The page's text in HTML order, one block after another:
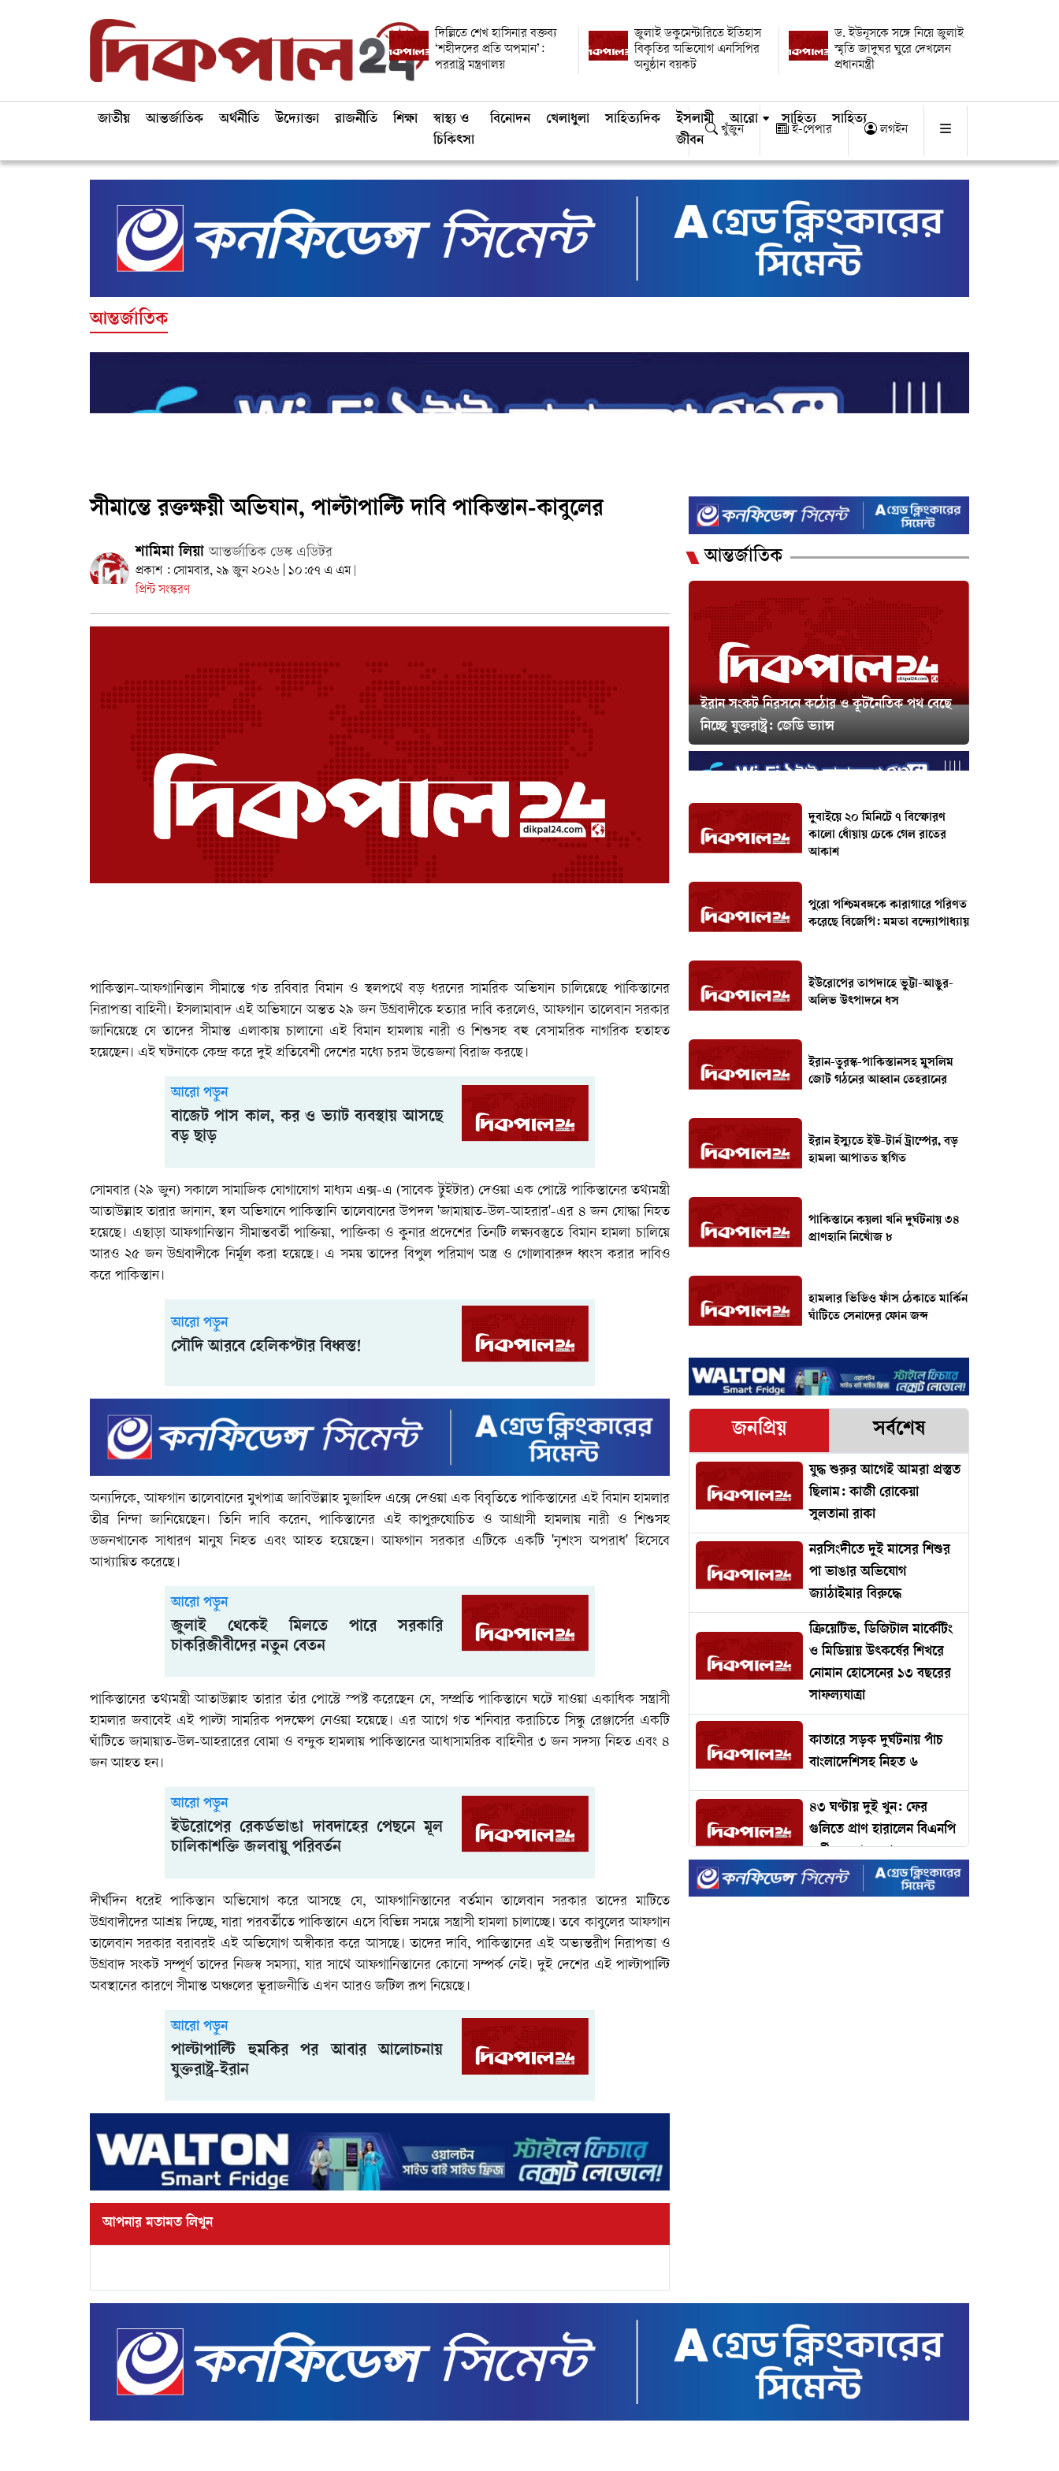
দিল্লিতে শেখ হাসিনার বক্তব্য
‘শহীদদের প্রতি অপমান’:
পররাষ্ট্র মন্ত্রণালয়
জুলাই ডকুমেন্টারিতে ইতিহাস
বিকৃতির অভিযোগ এনসিপির
অনুষ্ঠান বয়কট
ড. ইউনূসকে সঙ্গে নিয়ে জুলাই
স্মৃতি জাদুঘর ঘুরে দেখলেন
প্রধানমন্ত্রী
জাতীয় আন্তর্জাতিক অর্থনীতি উদ্যোক্তা রাজনীতি শিক্ষা
স্বাস্থ্য ও
চিকিৎসা
বিনোদন খেলাধুলা সাহিত্যদিক
ইসলামী
জীবন
আরো সাহিত্য সাহিত্য
খুঁজুন ই-পেপার লগইন
আন্তর্জাতিক
সীমান্তে রক্তক্ষয়ী অভিযান, পাল্টাপাল্টি দাবি পাকিস্তান-কাবুলের
শামিমা লিয়াআন্তর্জাতিক ডেস্ক এডিটর
প্রকাশ : সোমবার, ২৯ জুন ২০২৬ | ১০:৫৭ এ এম
প্রিন্ট সংস্করণ
পাকিস্তান-আফগানিস্তান সীমান্তে গত রবিবার বিমান ও স্থলপথে বড় ধরনের সামরিক অভিযান চালিয়েছে পাকিস্তানের
নিরাপত্তা বাহিনী। ইসলামাবাদ এই অভিযানে অন্তত ২৯ জন উগ্রবাদীকে হত্যার দাবি করলেও, আফগান তালেবান সরকার
জানিয়েছে যে তাদের সীমান্ত এলাকায় চালানো এই বিমান হামলায় নারী ও শিশুসহ বহু বেসামরিক নাগরিক হতাহত
হয়েছেন। এই ঘটনাকে কেন্দ্র করে দুই প্রতিবেশী দেশের মধ্যে চরম উত্তেজনা বিরাজ করছে।
আরো পড়ুন
বাজেট পাস কাল, কর ও ভ্যাট ব্যবস্থায় আসছে
বড় ছাড়
সোমবার (২৯ জুন) সকালে সামাজিক যোগাযোগ মাধ্যম এক্স-এ (সাবেক টুইটার) দেওয়া এক পোস্টে পাকিস্তানের তথ্যমন্ত্রী
আতাউল্লাহ তারার জানান, স্থল অভিযানে পাকিস্তানি তালেবানের উপদল 'জামায়াত-উল-আহরার'-এর ৪ জন যোদ্ধা নিহত
হয়েছে। এছাড়া আফগানিস্তান সীমান্তবর্তী পাক্তিয়া, পাক্তিকা ও কুনার প্রদেশের তিনটি লক্ষ্যবস্তুতে বিমান হামলা চালিয়ে
আরও ২৫ জন উগ্রবাদীকে নির্মূল করা হয়েছে। এ সময় তাদের বিপুল পরিমাণ অস্ত্র ও গোলাবারুদ ধ্বংস করার দাবিও
করে পাকিস্তান।
আরো পড়ুন
সৌদি আরবে হেলিকপ্টার বিধ্বস্ত!
অন্যদিকে, আফগান তালেবানের মুখপাত্র জাবিউল্লাহ মুজাহিদ এক্সে দেওয়া এক বিবৃতিতে পাকিস্তানের এই বিমান হামলার
তীব্র নিন্দা জানিয়েছেন। তিনি দাবি করেন, পাকিস্তানের এই কাপুরুষোচিত ও আগ্রাসী হামলায় নারী ও শিশুসহ
ডজনখানেক সাধারণ মানুষ নিহত এবং আহত হয়েছেন। আফগান সরকার এটিকে একটি 'নৃশংস অপরাধ' হিসেবে
আখ্যায়িত করেছে।
আরো পড়ুন
জুলাই থেকেই মিলতে পারে সরকারি
চাকরিজীবীদের নতুন বেতন
পাকিস্তানের তথ্যমন্ত্রী আতাউল্লাহ তারার তাঁর পোস্টে স্পষ্ট করেছেন যে, সম্প্রতি পাকিস্তানে ঘটে যাওয়া একাধিক সন্ত্রাসী
হামলার জবাবেই এই পাল্টা সামরিক পদক্ষেপ নেওয়া হয়েছে। এর আগে গত শনিবার করাচিতে সিন্ধু রেঞ্জার্সের একটি
ঘাঁটিতে জামায়াত-উল-আহরারের বোমা ও বন্দুক হামলায় পাকিস্তানের আধাসামরিক বাহিনীর ৩ জন সদস্য নিহত এবং ৪
জন আহত হন।
আরো পড়ুন
ইউরোপের রেকর্ডভাঙা দাবদাহের পেছনে মূল
চালিকাশক্তি জলবায়ু পরিবর্তন
দীর্ঘদিন ধরেই পাকিস্তান অভিযোগ করে আসছে যে, আফগানিস্তানের বর্তমান তালেবান সরকার তাদের মাটিতে
উগ্রবাদীদের আশ্রয় দিচ্ছে, যারা পরবর্তীতে পাকিস্তানে এসে বিভিন্ন সময়ে সন্ত্রাসী হামলা চালাচ্ছে। তবে কাবুলের আফগান
তালেবান সরকার বরাবরই এই অভিযোগ অস্বীকার করে আসছে। তাদের দাবি, পাকিস্তানের এই অভ্যন্তরীণ নিরাপত্তা ও
উগ্রবাদ সংকট সম্পূর্ণ তাদের নিজস্ব সমস্যা, যার সাথে আফগানিস্তানের কোনো সম্পর্ক নেই। দুই দেশের এই পাল্টাপাল্টি
অবস্থানের কারণে সীমান্ত অঞ্চলের ভূরাজনীতি এখন আরও জটিল রূপ নিয়েছে।
আরো পড়ুন
পাল্টাপাল্টি হুমকির পর আবার আলোচনায়
যুক্তরাষ্ট্র-ইরান
আপনার মতামত লিখুন
আন্তর্জাতিক
ইরান সংকট নিরসনে কঠোর ও কূটনৈতিক পথ বেছে
নিচ্ছে যুক্তরাষ্ট্র: জেডি ভ্যান্স
দুবাইয়ে ২০ মিনিটে ৭ বিস্ফোরণ
কালো ধোঁয়ায় ঢেকে গেল রাতের
আকাশ
পুরো পশ্চিমবঙ্গকে কারাগারে পরিণত
করেছে বিজেপি: মমতা বন্দ্যোপাধ্যায়
ইউরোপের তাপদাহে ভুট্টা-আঙুর-
অলিভ উৎপাদনে ধস
ইরান-তুরস্ক-পাকিস্তানসহ মুসলিম
জোট গঠনের আহ্বান তেহরানের
ইরান ইস্যুতে ইউ-টার্ন ট্রাম্পের, বড়
হামলা আপাতত স্থগিত
পাকিস্তানে কয়লা খনি দুর্ঘটনায় ৩৪
প্রাণহানি নিখোঁজ ৮
হামলার ভিডিও ফাঁস ঠেকাতে মার্কিন
ঘাঁটিতে সেনাদের ফোন জব্দ
জনপ্রিয় সর্বশেষ
যুদ্ধ শুরুর আগেই আমরা প্রস্তুত
ছিলাম: কাজী রোকেয়া
সুলতানা রাকা
নরসিংদীতে দুই মাসের শিশুর
পা ভাঙার অভিযোগ
জ্যাঠাইমার বিরুদ্ধে
ক্রিয়েটিভ, ডিজিটাল মার্কেটিং
ও মিডিয়ায় উৎকর্ষের শিখরে
নোমান হোসেনের ১৩ বছরের
সাফল্যযাত্রা
কাতারে সড়ক দুর্ঘটনায় পাঁচ
বাংলাদেশিসহ নিহত ৬
৪৩ ঘণ্টায় দুই খুন: ফের
গুলিতে প্রাণ হারালেন বিএনপি
কর্মী, জনপদে আতঙ্ক
ঢাকার যানজট কমাতে
ক্ষোভ